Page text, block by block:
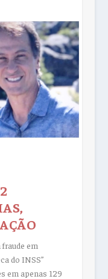
em
do INSS”
em apenas 129